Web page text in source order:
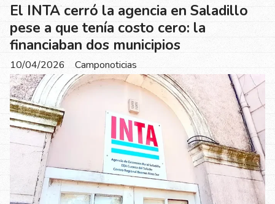
El INTA cerró la agencia en Saladillo
pese a que tenía costo cero: la
financiaban dos municipios
Camponoticias
10/04/2026